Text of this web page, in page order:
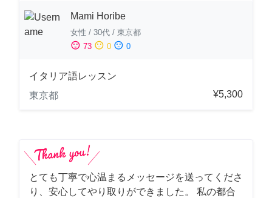
Mami Horibe
女性 / 30代 / 東京都
sentiment_satisfied 73 sentiment_neutral 0 sentiment_dissatisfied 0
イタリア語レッスン
東京都
¥5,300
とても丁寧で心温まるメッセージを送ってくださ
り、安心してやり取りができました。 私の都合